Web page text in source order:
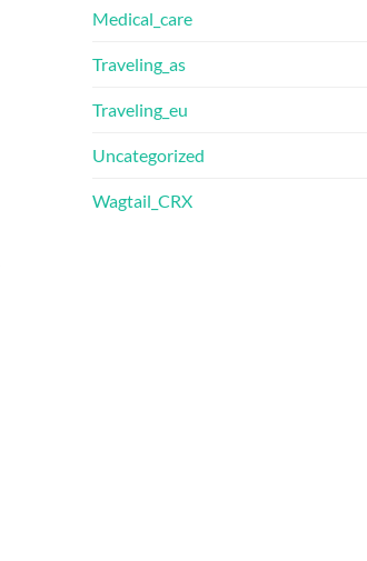
Medical_care
Traveling_as
Traveling_eu
Uncategorized
Wagtail_CRX